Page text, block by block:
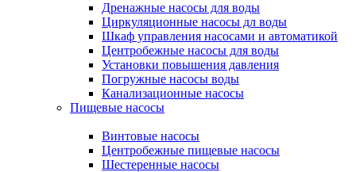
Дренажные насосы для воды
Циркуляционные насосы дл воды
Шкаф управления насосами и автоматикой
Центробежные насосы для воды
Установки повышения давления
Погружные насосы воды
Канализационные насосы
Пищевые насосы
Винтовые насосы
Центробежные пищевые насосы
Шестеренные насосы